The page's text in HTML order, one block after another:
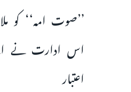
’’صوت امہ‘‘ کو
اس ادارت نے
اعتبار